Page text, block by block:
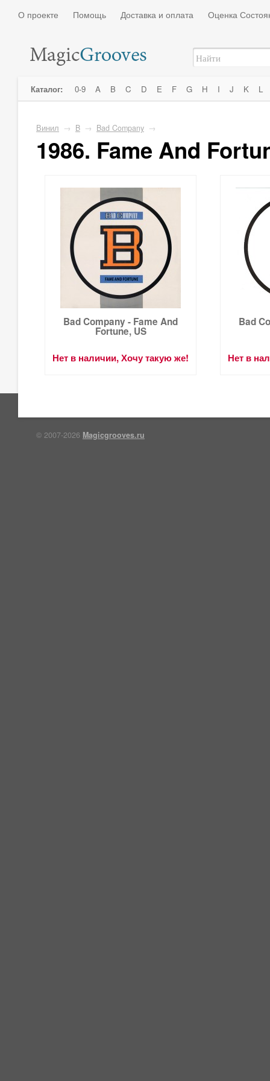
О проекте Помощь Доставка и оплата Оценка
Каталог: 0-9 A B C D E F G H I J K L
Винил → B → Bad Company →
1986. Fame And
Bad Company - Fame And
Fortune, US
Нет в наличии, Хочу такую же!
Bad
Нет в
© 2007-2026 Magicgrooves.ru